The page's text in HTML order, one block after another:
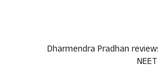
Dharmendra Pradhan